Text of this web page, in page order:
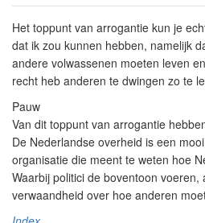
Het toppunt van arrogantie kun je
dat ik zou kunnen hebben, namelijk
andere volwassenen moeten leven
recht heb anderen te dwingen zo te
Pauw
Van dit toppunt van arrogantie
De Nederlandse overheid is een
organisatie die meent te weten hoe
Waarbij politici de boventoon voeren,
verwaandheid over hoe anderen